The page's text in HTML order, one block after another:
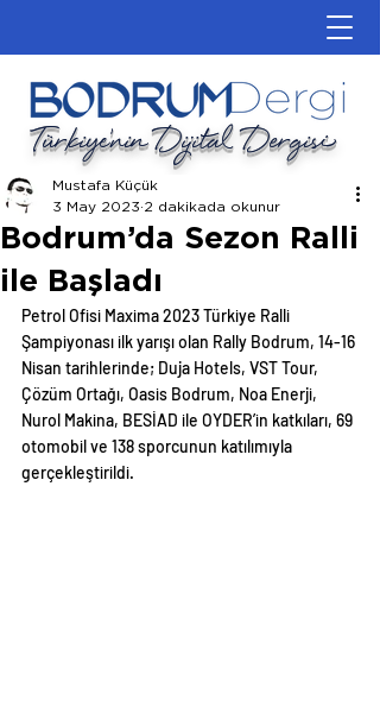
Türkiye'nin Dijital Dergisi
Bodrum’da Sezon Ralli
ile Başladı
Mustafa Küçük
3 May 2023 2 dakikada okunur
Petrol Ofisi Maxima 2023 Türkiye Ralli
Şampiyonası ilk yarışı olan Rally Bodrum, 14-16
Nisan tarihlerinde; Duja Hotels, VST Tour,
Çözüm Ortağı, Oasis Bodrum, Noa Enerji,
Nurol Makina, BESİAD ile OYDER’in katkıları, 69
otomobil ve 138 sporcunun katılımıyla
gerçekleştirildi.